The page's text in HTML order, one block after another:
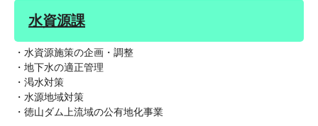
水資源課
・水資源施策の企画・調整
・地下水の適正管理
・渇水対策
・水源地域対策
・徳山ダム上流域の公有地化事業